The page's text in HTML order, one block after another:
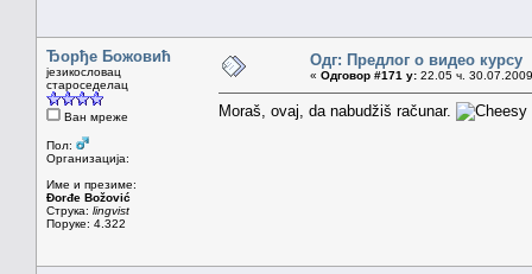
Ђорђе Божовић
језикословац
староседелац
Ван мреже
Пол:
Организација:
Име и презиме:
Đorđe Božović
Струка: lingvist
Поруке: 4.322
Одг: Предлог о видео курсу
« Одговор #171 у: 22.05 ч.
Moraš, ovaj, da nabudžiš računar.